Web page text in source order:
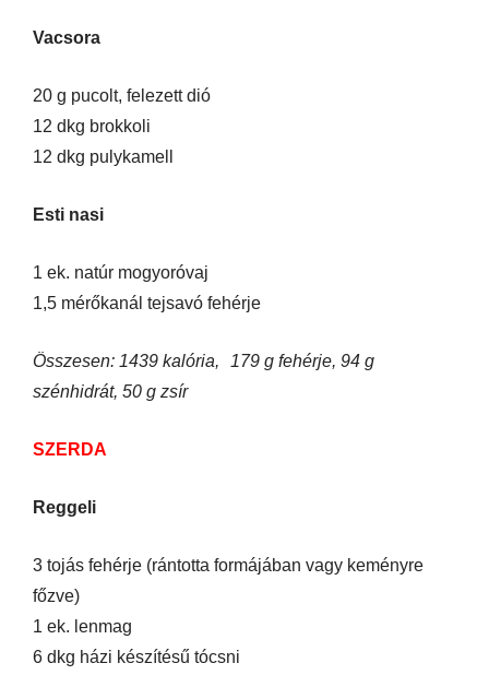
Vacsora
20 g pucolt, felezett dió
12 dkg brokkoli
12 dkg pulykamell
Esti nasi
1 ek. natúr mogyoróvaj
1,5 mérőkanál tejsavó fehérje
Összesen: 1439 kalória, 179 g fehérje, 94 g
szénhidrát, 50 g zsír
SZERDA
Reggeli
3 tojás fehérje (rántotta formájában vagy keményre
főzve)
1 ek. lenmag
6 dkg házi készítésű tócsni